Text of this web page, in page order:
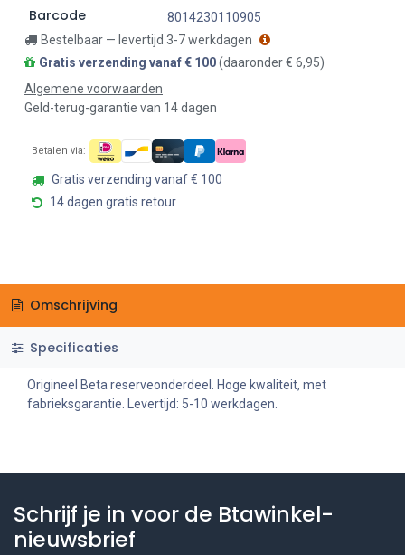
Barcode
8014230110905
Bestelbaar — levertijd 3-7 werkdagen
Gratis verzending vanaf € 100(daaronder € 6,95)
Algemene voorwaarden
Geld-terug-garantie van 14 dagen
Betalen via:
Gratis verzending vanaf € 100
14 dagen gratis retour
Omschrijving
Specificaties
Origineel Beta reserveonderdeel. Hoge kwaliteit, met
fabrieksgarantie. Levertijd: 5-10 werkdagen.
Schrijf je in voor de Btawinkel-
nieuwsbrief